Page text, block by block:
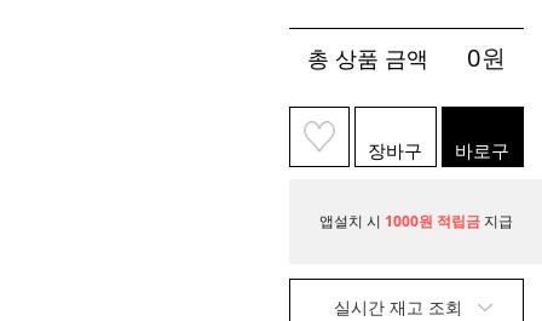
총 상품 금액 0원
장바구
니
바로구
매
앱설치 시 1000원 적립금 지급
실시간 재고 조회